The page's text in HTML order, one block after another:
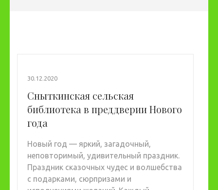
30.12.2020
Сныткинская сельская
библиотека в преддверии Нового
года
Новый год — яркий, загадочный,
неповторимый, удивительный праздник.
Праздник сказочных чудес и волшебства
с подарками, сюрпризами и